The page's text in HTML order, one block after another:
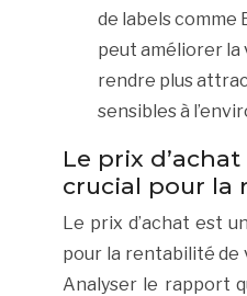
de labels comme
peut améliorer la
rendre plus
sensibles à
Le prix
crucial pour la
Le prix d’achat est
pour la rentabilité
Analyser le rapport